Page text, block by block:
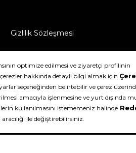
Gizlilik Sözleşmesi